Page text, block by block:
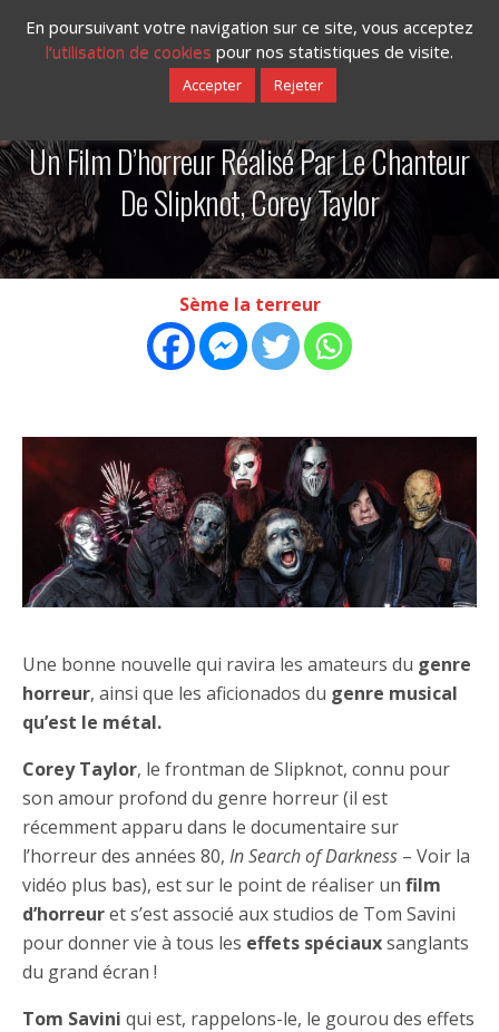
Un Film D’horreur Réalisé Par Le Chanteur
De Slipknot, Corey Taylor
Sème la terreur
Une bonne nouvelle qui ravira les amateurs du genre
horreur, ainsi que les aficionados du genre musical
qu’est le métal.
Corey Taylor, le frontman de Slipknot, connu pour
son amour profond du genre horreur (il est
récemment apparu dans le documentaire sur
l’horreur des années 80, In Search of Darkness – Voir la
vidéo plus bas), est sur le point de réaliser un film
d’horreuret s’est associé aux studios de Tom Savini
pour donner vie à tous les effets spéciauxsanglants
du grand écran !
Tom Savini qui est, rappelons-le, le gourou des effets
En poursuivant votre navigation sur ce site, vous acceptez
l‘utilisation de cookies pour nos statistiques de visite.
Accepter Rejeter